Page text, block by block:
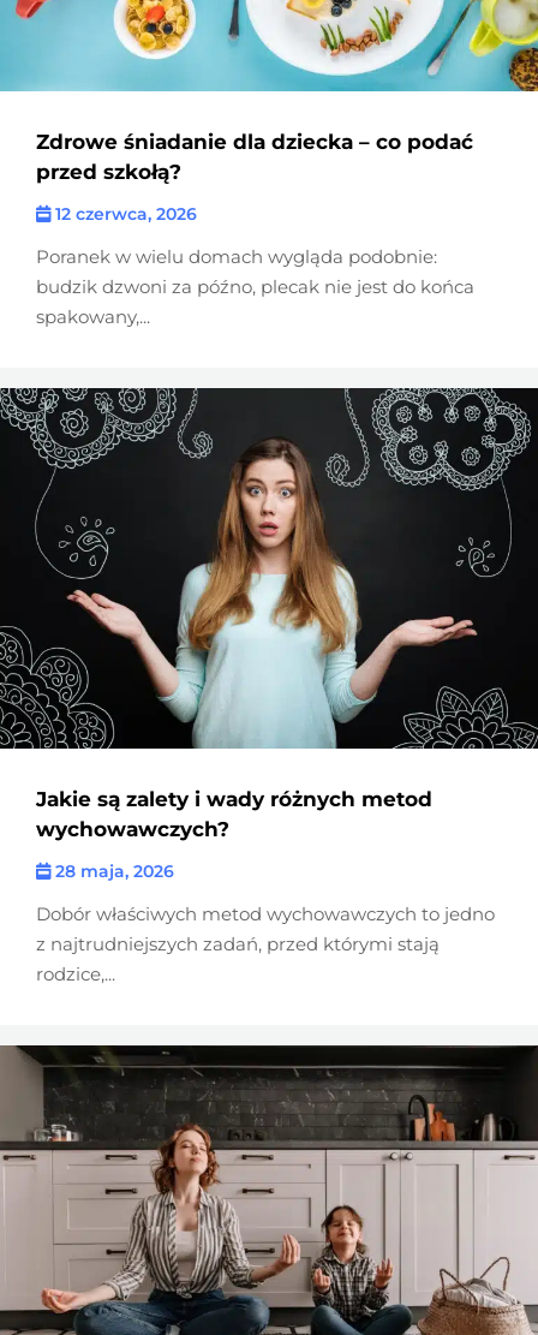
Zdrowe śniadanie dla dziecka – co podać
przed szkołą?
12 czerwca, 2026
Poranek w wielu domach wygląda podobnie:
budzik dzwoni za późno, plecak nie jest do końca
spakowany,...
Jakie są zalety i wady różnych metod
wychowawczych?
28 maja, 2026
Dobór właściwych metod wychowawczych to jedno
z najtrudniejszych zadań, przed którymi stają
rodzice,...